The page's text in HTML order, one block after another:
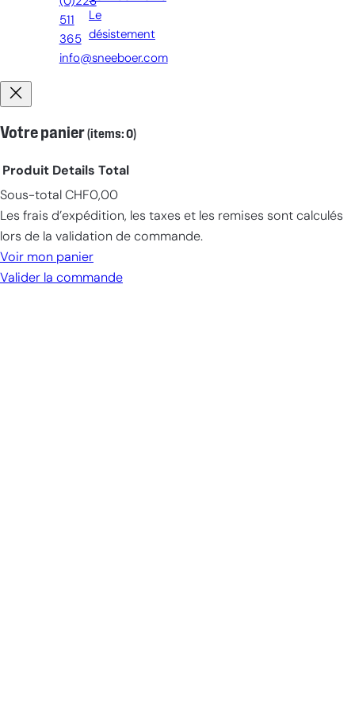
511
365
info@sneeboer.com
Le
désistement
Votre panier(items: 0)
Products
in
cart
Produit Details Total
Sous-total CHF0,00
Les frais d’expédition, les taxes et les remises sont calculés
lors de la validation de commande.
Voir mon panier
Valider la commande